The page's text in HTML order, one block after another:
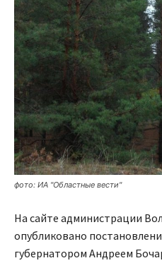
фото: ИА "Областные вести"
На сайте администрации
опубликовано
губернатором Андреем